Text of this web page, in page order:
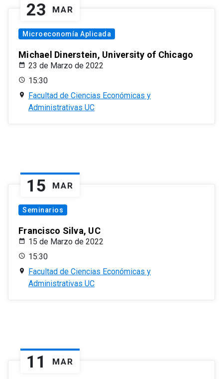
23 MAR
Microeconomía Aplicada
Michael Dinerstein, University of Chicago
23 de Marzo de 2022
15:30
Facultad de Ciencias Económicas y
Administrativas UC
15 MAR
Seminarios
Francisco Silva, UC
15 de Marzo de 2022
15:30
Facultad de Ciencias Económicas y
Administrativas UC
11 MAR